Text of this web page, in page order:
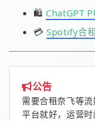
🛍️ ChatGPT
💳Spotify合租
公告
需要合租奈飞等
平台就好，运营